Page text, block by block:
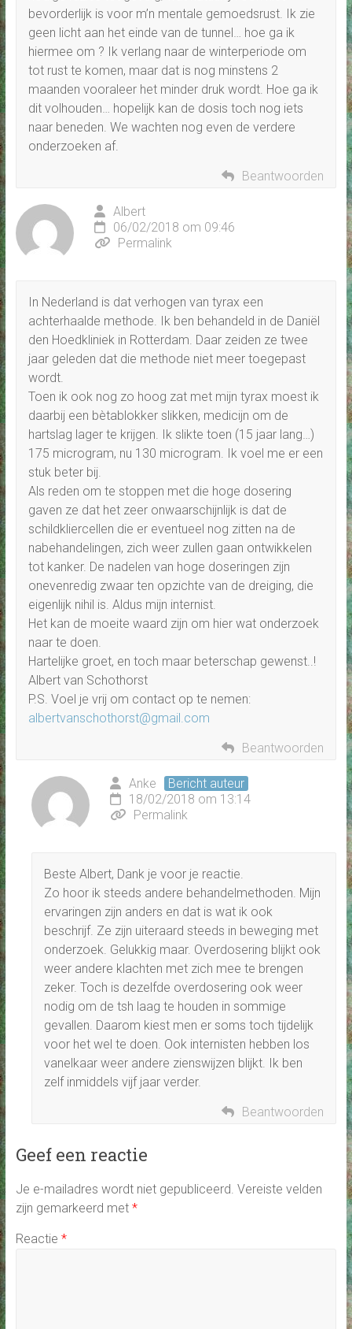
bevorderlijk is voor m’n mentale gemoedsrust. Ik zie
geen licht aan het einde van de tunnel… hoe ga ik
hiermee om ? Ik verlang naar de winterperiode om
tot rust te komen, maar dat is nog minstens 2
maanden vooraleer het minder druk wordt. Hoe ga ik
dit volhouden… hopelijk kan de dosis toch nog iets
naar beneden. We wachten nog even de verdere
onderzoeken af.
Beantwoorden
Albert
06/02/2018 om 09:46
Permalink
In Nederland is dat verhogen van tyrax een
achterhaalde methode. Ik ben behandeld in de Daniël
den Hoedkliniek in Rotterdam. Daar zeiden ze twee
jaar geleden dat die methode niet meer toegepast
wordt.
Toen ik ook nog zo hoog zat met mijn tyrax moest ik
daarbij een bètablokker slikken, medicijn om de
hartslag lager te krijgen. Ik slikte toen (15 jaar lang…)
175 microgram, nu 130 microgram. Ik voel me er een
stuk beter bij.
Als reden om te stoppen met die hoge dosering
gaven ze dat het zeer onwaarschijnlijk is dat de
schildkliercellen die er eventueel nog zitten na de
nabehandelingen, zich weer zullen gaan ontwikkelen
tot kanker. De nadelen van hoge doseringen zijn
onevenredig zwaar ten opzichte van de dreiging, die
eigenlijk nihil is. Aldus mijn internist.
Het kan de moeite waard zijn om hier wat onderzoek
naar te doen.
Hartelijke groet, en toch maar beterschap gewenst..!
Albert van Schothorst
P.S. Voel je vrij om contact op te nemen:
albertvanschothorst@gmail.com
Beantwoorden
Anke
Bericht auteur
18/02/2018 om 13:14
Permalink
Beste Albert, Dank je voor je reactie.
Zo hoor ik steeds andere behandelmethoden. Mijn
ervaringen zijn anders en dat is wat ik ook
beschrijf. Ze zijn uiteraard steeds in beweging met
onderzoek. Gelukkig maar. Overdosering blijkt ook
weer andere klachten met zich mee te brengen
zeker. Toch is dezelfde overdosering ook weer
nodig om de tsh laag te houden in sommige
gevallen. Daarom kiest men er soms toch tijdelijk
voor het wel te doen. Ook internisten hebben los
vanelkaar weer andere zienswijzen blijkt. Ik ben
zelf inmiddels vijf jaar verder.
Beantwoorden
Geef een reactie
Je e-mailadres wordt niet gepubliceerd. Vereiste velden
zijn gemarkeerd met *
Reactie *